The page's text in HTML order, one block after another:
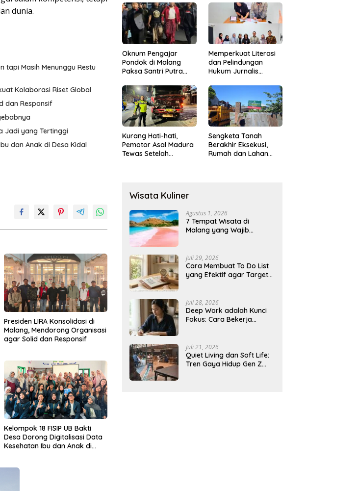
dunia.
tapi Masih Menunggu Restu
Kolaborasi Riset Global
dan Responsif
Jadi yang Tertinggi
dan Anak di Desa Kidal
Presiden LIRA Konsolidasi di
Malang, Mendorong Organisasi
agar Solid dan Responsif
Kelompok 18 FISIP UB Bakti
Desa Dorong Digitalisasi Data
Kesehatan Ibu dan Anak di
Oknum Pengajar
Pondok di Malang
Paksa Santri Putra
Memperkuat Literasi
dan Pelindungan
Hukum Jurnalis
Hukumonline
Menyediakan Layanan
AI Gratis
Kurang Hati-hati,
Pemotor Asal Madura
Tewas Setelah
Sengketa Tanah
Berakhir Eksekusi,
Rumah dan Lahan
Wisata Kuliner
Agustus 1, 2026
7 Tempat Wisata di
Malang yang Wajib
Juli 29, 2026
Cara Membuat To Do List
yang Efektif agar Target
Juli 28, 2026
Deep Work adalah Kunci
Fokus: Cara Bekerja
Juli 21, 2026
Quiet Living dan Soft Life:
Tren Gaya Hidup Gen Z